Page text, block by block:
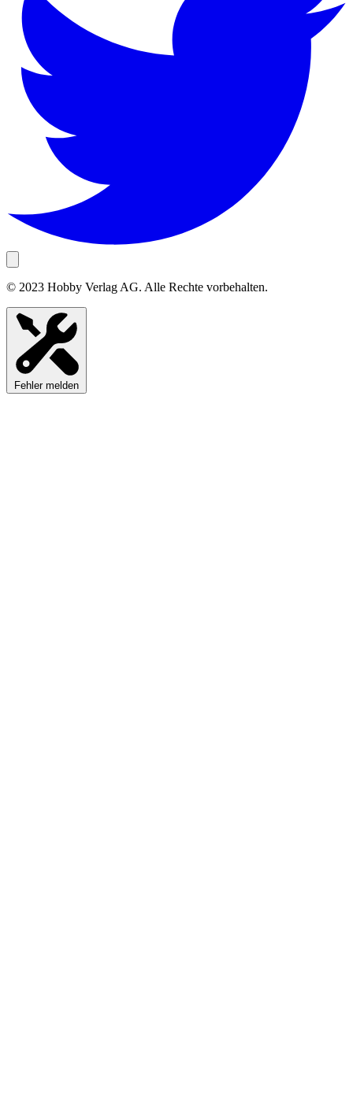
© 2023 Hobby Verlag AG. Alle Rechte vorbehalten.
Fehler melden